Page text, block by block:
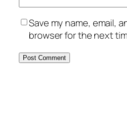
Save my name, email,
browser for the next